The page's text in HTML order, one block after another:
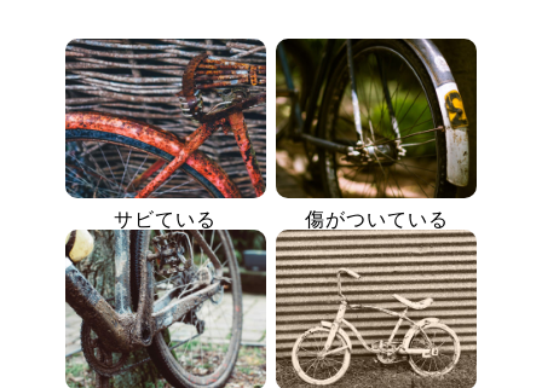
サビている 傷がついている